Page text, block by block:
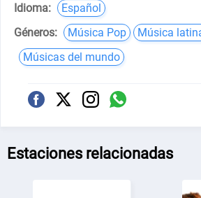
Idioma:
Español
Géneros:
Música Pop
Música
Músicas del mundo
Estaciones relacionadas